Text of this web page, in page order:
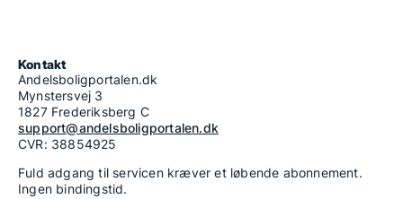
Kontakt
Andelsboligportalen.dk
Mynstersvej 3
1827 Frederiksberg C
support@andelsboligportalen.dk
CVR: 38854925
Fuld adgang til servicen kræver et løbende abonnement.
Ingen bindingstid.